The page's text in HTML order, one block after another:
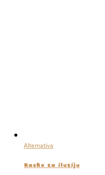
Alternativa
Kasko za iluziju